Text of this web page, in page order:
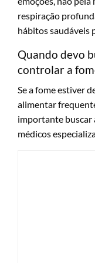
respiração
hábitos saudáveis
Quando devo
controlar a
Se a fome estiver
alimentar
importante buscar
médicos